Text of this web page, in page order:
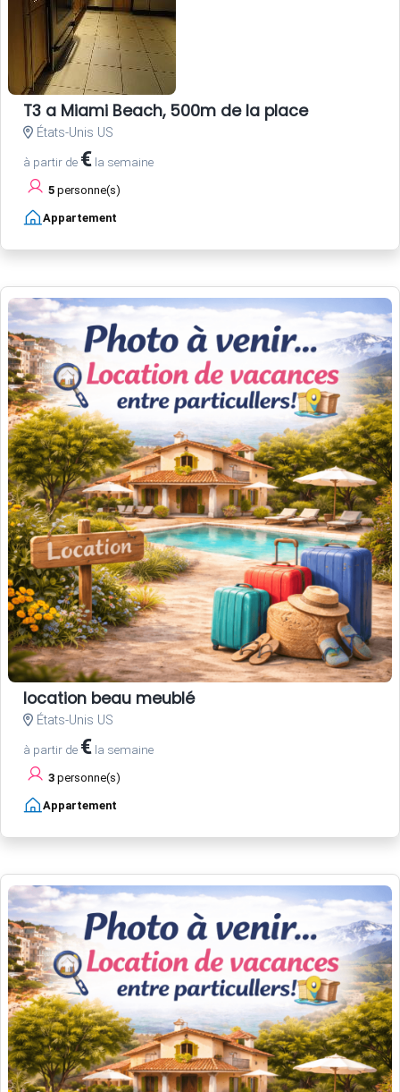
T3 a Miami Beach, 500m de la place
États-Unis US
à partir de € la semaine
5 personne(s)
Appartement
location beau meublé
États-Unis US
à partir de € la semaine
3 personne(s)
Appartement